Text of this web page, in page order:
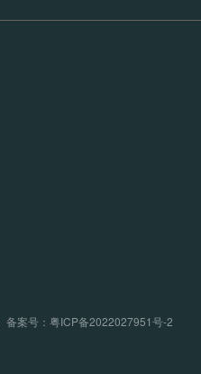
备案号：粤ICP备2022027951号-2